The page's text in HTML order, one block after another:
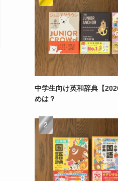
中学生向け英和辞典【
めは？